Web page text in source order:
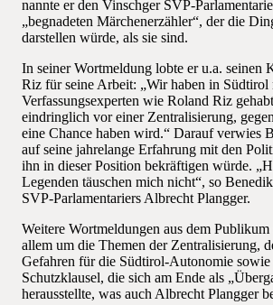
nannte er den Vinschger SVP-
„begnadeten Märchenerzähler“, der die
darstellen würde, als sie sind.
In seiner Wortmeldung lobte er u.a. seinen
Riz für seine Arbeit: „Wir haben in Südtirol
Verfassungsexperten wie Roland Riz
eindringlich vor einer Zentralisierung,
eine Chance haben wird.“ Darauf verwies
auf seine jahrelange Erfahrung mit den
ihn in dieser Position bekräftigen würde.
Legenden täuschen mich nicht“, so
SVP-Parlamentariers Albrecht Plangger.
Weitere Wortmeldungen aus dem
allem um die Themen der Zentralisierung,
Gefahren für die Südtirol-Autonomie
Schutzklausel, die sich am Ende als
herausstellte, was auch Albrecht Plangger